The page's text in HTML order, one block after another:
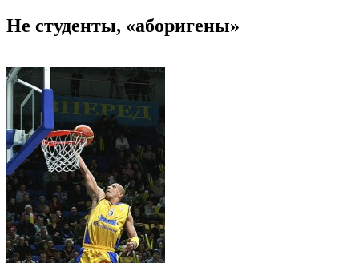
Не студенты, «аборигены»